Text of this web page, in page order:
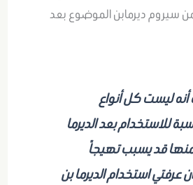
من سيروم ديرمابن الموضوع بعد
أنه ليست كل أنواع
للاستخدام بعد الديرما
قد يسبب تهيجاً
عرفتي استخدام الديرما بن